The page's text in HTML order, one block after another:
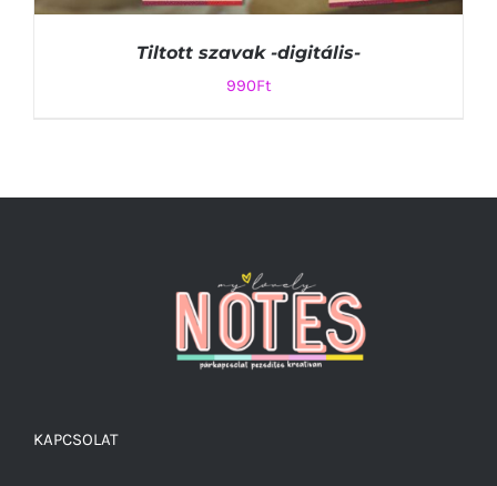
Tiltott szavak -digitális-
990Ft
KAPCSOLAT